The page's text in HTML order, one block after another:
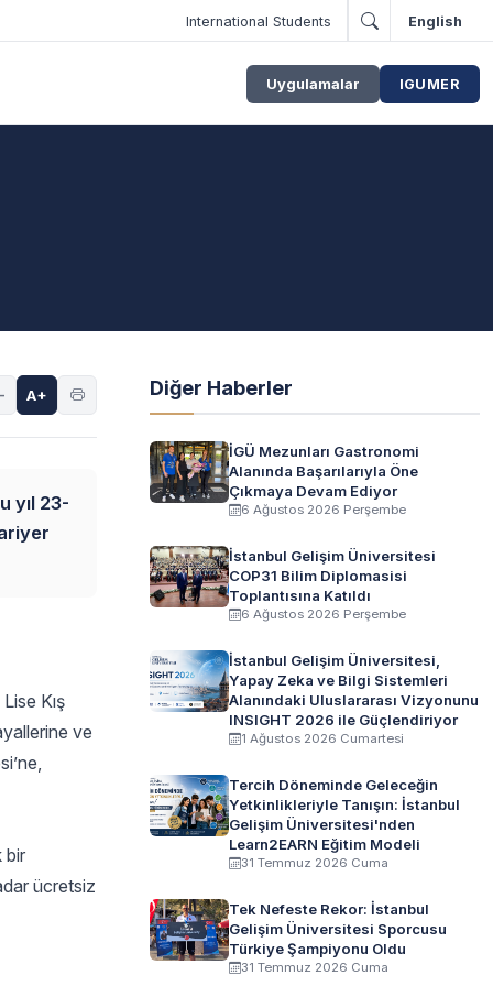
International Students English
Uygulamalar IGUMER
A+
yıl 23-
Kış
ve
bir
ücretsiz
Diğer Haberler
İGÜ Mezunları Gastronomi
Alanında Başarılarıyla Öne
Çıkmaya Devam Ediyor
6 Ağustos 2026 Perşembe
İstanbul Gelişim Üniversitesi
COP31 Bilim Diplomasisi
Toplantısına Katıldı
6 Ağustos 2026 Perşembe
İstanbul Gelişim Üniversitesi,
Yapay Zeka ve Bilgi Sistemleri
Alanındaki Uluslararası Vizyonunu
INSIGHT 2026 ile Güçlendiriyor
1 Ağustos 2026 Cumartesi
Tercih Döneminde Geleceğin
Yetkinlikleriyle Tanışın: İstanbul
Gelişim Üniversitesi'nden
Learn2EARN Eğitim Modeli
31 Temmuz 2026 Cuma
Tek Nefeste Rekor: İstanbul
Gelişim Üniversitesi Sporcusu
Türkiye Şampiyonu Oldu
31 Temmuz 2026 Cuma